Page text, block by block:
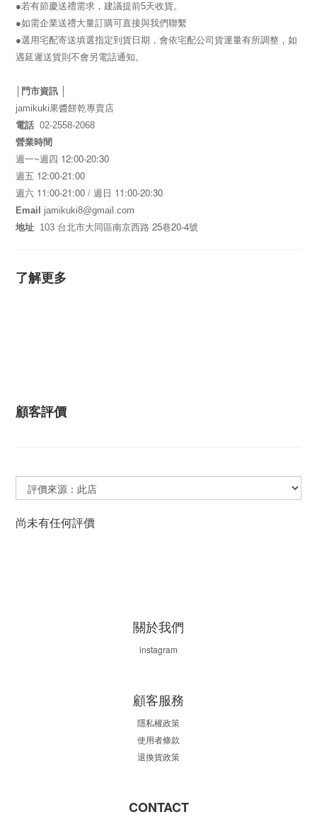
●若有節慶送禮需求，建議提前5天收貨。
●如需企業送禮大量訂購可直接與我們聯繫
●選用宅配寄送填選指定到貨日期，會依宅配公司貨運量有所調整，如
遇延遲送貨則不會另電話通知。
│門市資訊 │
jamikuki果醬餅乾專賣店
電話 02-2558-2068
營業時間
週一~週四 12:00-20:30
週五 12:00-21:00
週六 11:00-21:00 / 週日 11:00-20:30
Email
jamikuki8@gmail.com
地址 103 台北市大同區南京西路 25巷20-4號
了解更多
顧客評價
尚未有任何評價
關於我們
instagram
顧客服務
隱私權政策
使用者條款
退換貨政策
CONTACT